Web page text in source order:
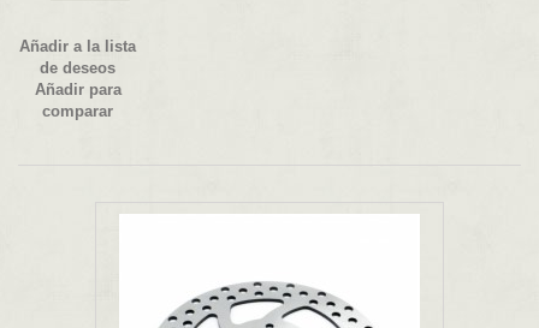
Añadir a la lista
de deseos
Añadir para
comparar